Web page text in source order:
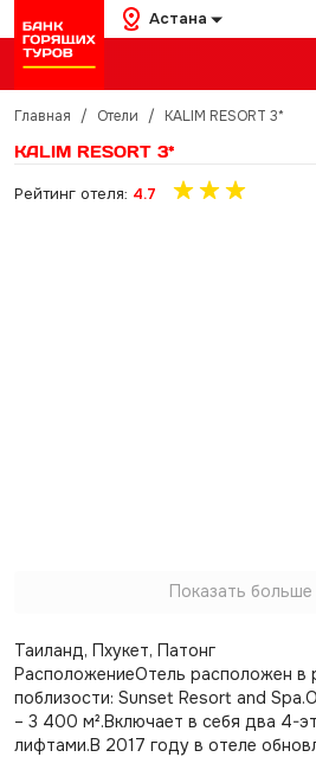
Астана
Главная / Отели / KALIM RESORT 3*
KALIM RESORT 3*
Рейтинг отеля: 4.7
Показать
Таиланд, Пхукет, Патонг
РасположениеОтель расположен в
поблизости: Sunset Resort and
– 3 400 м².Включает в себя два 4-
лифтами.В 2017 году в отеле